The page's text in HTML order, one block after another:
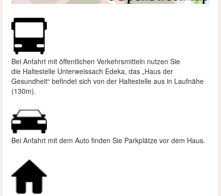
Bei Anfahrt mit öffentlichen Verkehrsmitteln nutzen Sie
die Haltestelle Unterweissach Edeka, das „Haus der
Gesundheit“ befindet sich von der Haltestelle aus in Laufnähe
(130m).
Bei Anfahrt mit dem Auto finden Sie Parkplätze vor dem Haus.